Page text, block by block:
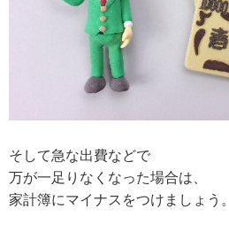
そして急な出費などで
万が一足りなくなった場合は、
家計簿にマイナスをつけましょう。